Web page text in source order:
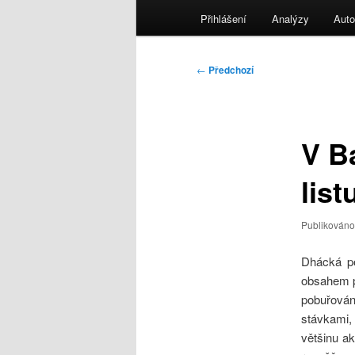
Přihlášení Analýzy
Navigace
← Předchozí
V
Publikováno
Dhácká
obsahem
většinu